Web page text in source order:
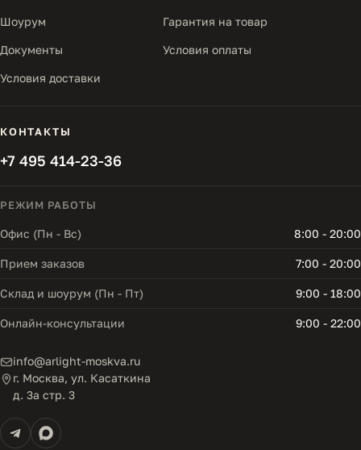
Шоурум Гарантия на товар
Документы Условия оплаты
Условия доставки
КОНТАКТЫ
+7 495 414-23-36
РЕЖИМ РАБОТЫ
Офис (Пн - Вс) 8:00 - 20:00
Прием заказов 7:00 - 20:00
Склад и шоурум (Пн - Пт) 9:00 - 18:00
Онлайн-консультации 9:00 - 22:00
info@arlight-moskva.ru
г. Москва, ул. Касаткина
д. 3а стр. 3